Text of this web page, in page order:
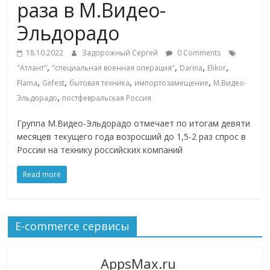
ритейле,
логистике,
технологиях,
соцсетях
Портал
об
онлайн-
для
e-
раза в М.Видео-
Эльдорадо
18.10.2022 Задорожный Сергей
0 Comments
"Атлант", "специальная военная операция", Darina, Elikor,
Flama, Gefest, бытовая техника, импортозамещение, М.Видео-
Эльдорадо, постфевральская Россия
Группа М.Видео-Эльдорадо отмечает по итогам девяти
месяцев текущего года возросший до 1,5-2 раз спрос в
России на технику российских компаний
Read more
E-commerce сервисы
AppsMax.ru